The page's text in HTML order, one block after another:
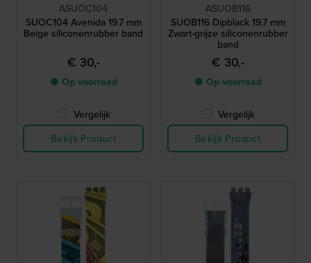
ASUOC104
SUOC104 Avenida 19.7 mm
Beige siliconenrubber band
€ 30,-
● Op voorraad
Vergelijk
Bekijk Product
ASUOB116
SUOB116 Dipblack 19.7 mm
Zwart-grijze siliconenrubber
band
€ 30,-
● Op voorraad
Vergelijk
Bekijk Product